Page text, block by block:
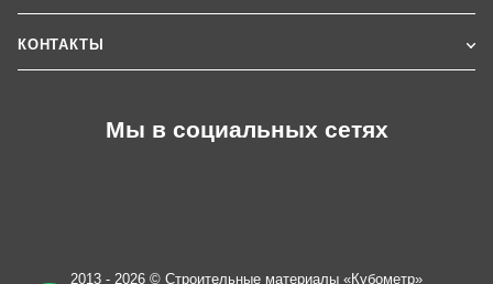
КОНТАКТЫ
Мы в социальных сетях
2013 - 2026 © Строительные материалы «Кубометр»